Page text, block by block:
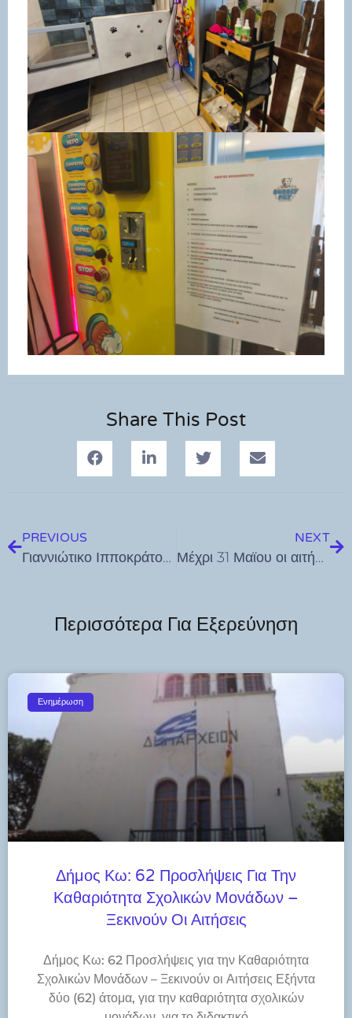
Share This Post
PREVIOUS
Γιαννιώτικο Ιπποκράτους : Live Rock βραδιά το Σάββατο 30 Μαΐου
NEXT
Μέχρι 31 Μαϊου οι αιτήσεις για εγγραφές και επανεγγραφές νηπίων και βρεφών στους Βρεφονηπιακούς Σταθμούς Δήμου Κω
Περισσότερα Για Εξερεύνηση
Ενημέρωση
Δήμος Κω: 62 Προσλήψεις Για Την
Καθαριότητα Σχολικών Μονάδων –
Ξεκινούν Οι Αιτήσεις
Δήμος Κω: 62 Προσλήψεις για την Καθαριότητα
Σχολικών Μονάδων – Ξεκινούν οι Αιτήσεις Εξήντα
δύο (62) άτομα, για την καθαριότητα σχολικών